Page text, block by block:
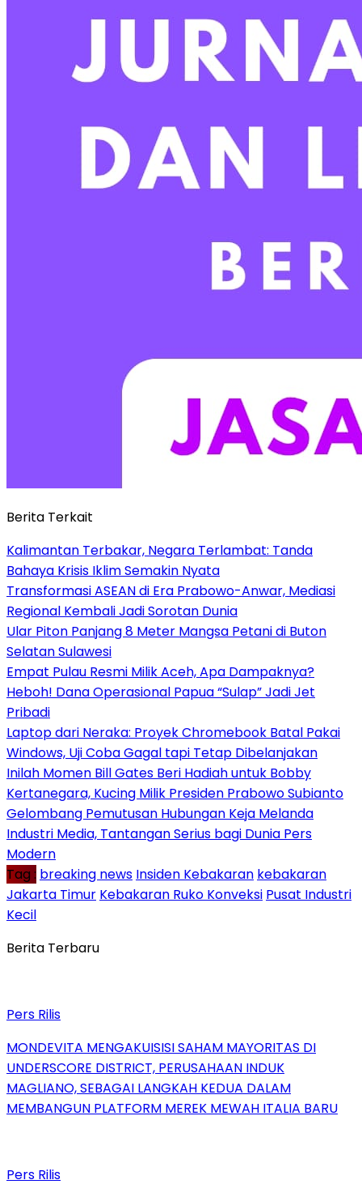
Berita Terkait
Kalimantan Terbakar, Negara Terlambat: Tanda
Bahaya Krisis Iklim Semakin Nyata
Transformasi ASEAN di Era Prabowo-Anwar, Mediasi
Regional Kembali Jadi Sorotan Dunia
Ular Piton Panjang 8 Meter Mangsa Petani di Buton
Selatan Sulawesi
Empat Pulau Resmi Milik Aceh, Apa Dampaknya?
Heboh! Dana Operasional Papua “Sulap” Jadi Jet
Pribadi
Laptop dari Neraka: Proyek Chromebook Batal Pakai
Windows, Uji Coba Gagal tapi Tetap Dibelanjakan
Inilah Momen Bill Gates Beri Hadiah untuk Bobby
Kertanegara, Kucing Milik Presiden Prabowo Subianto
Gelombang Pemutusan Hubungan Keja Melanda
Industri Media, Tantangan Serius bagi Dunia Pers
Modern
Tag : breaking news Insiden Kebakaran kebakaran
Jakarta Timur Kebakaran Ruko Konveksi Pusat Industri
Kecil
Berita Terbaru
Pers Rilis
MONDEVITA MENGAKUISISI SAHAM MAYORITAS DI
UNDERSCORE DISTRICT, PERUSAHAAN INDUK
MAGLIANO, SEBAGAI LANGKAH KEDUA DALAM
MEMBANGUN PLATFORM MEREK MEWAH ITALIA BARU
Pers Rilis